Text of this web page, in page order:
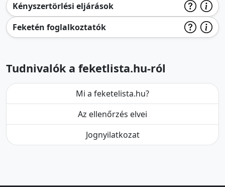
Kényszertörlési eljárások
Feketén foglalkoztatók
Tudnivalók a feketlista.hu-ról
Mi a feketelista.hu?
Az ellenőrzés elvei
Jognyilatkozat